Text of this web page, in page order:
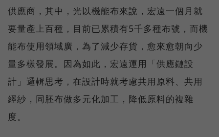
供應商，其中，光以機能布來說，宏遠一個月就
要量產上百種，目前已累積有5千多種布號，而機
能布使用領域廣，為了減少存貨，愈來愈朝向少
量多樣發展。因為如此，宏遠運用「供應鏈設
計」邏輯思考，在設計時就考慮共用原料、共用
經紗，同胚布做多元化加工，降低原料的複雜
度。